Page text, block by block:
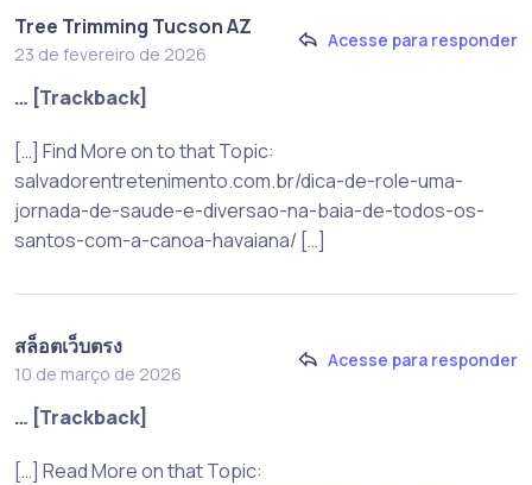
Tree Trimming Tucson AZ
23 de fevereiro de 2026
Acesse para responder
… [Trackback]
[…] Find More on to that Topic:
salvadorentretenimento.com.br/dica-de-role-uma-
jornada-de-saude-e-diversao-na-baia-de-todos-os-
santos-com-a-canoa-havaiana/ […]
สล็อตเว็บตรง
10 de março de 2026
Acesse para responder
… [Trackback]
[…] Read More on that Topic: